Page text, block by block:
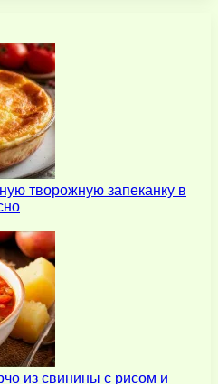
творожную запеканку в
из свинины с рисом и